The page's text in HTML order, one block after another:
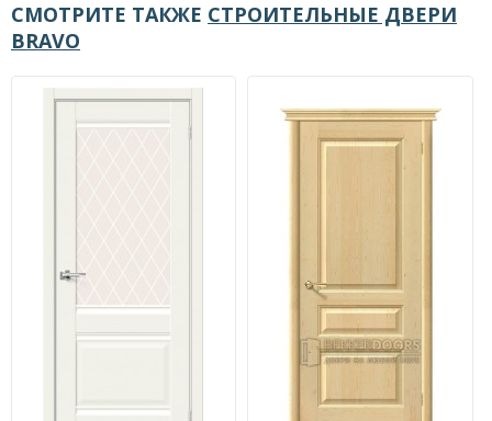
СМОТРИТЕ ТАКЖЕ СТРОИТЕЛЬНЫЕ ДВЕРИ
BRAVO